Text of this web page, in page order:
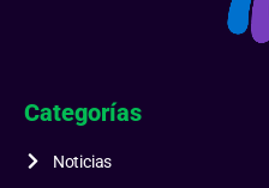
Categorías
Noticias